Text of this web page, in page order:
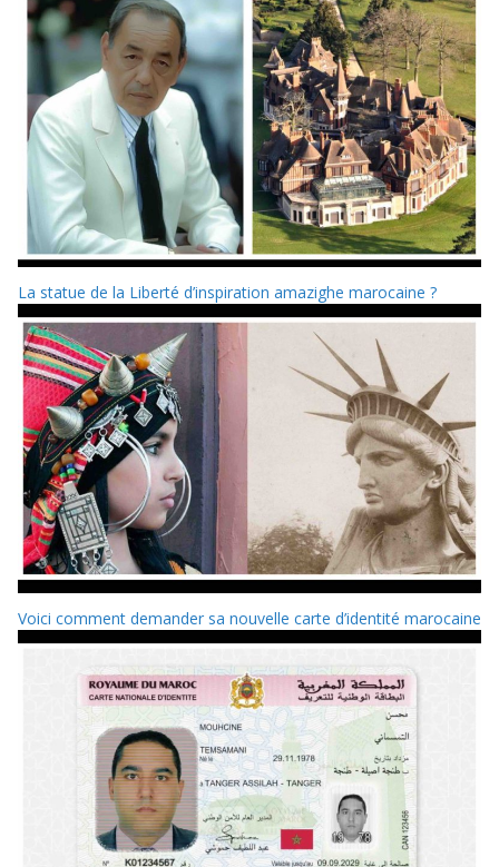
La statue de la Liberté d’inspiration amazighe marocaine ?
Voici comment demander sa nouvelle carte d’identité marocaine